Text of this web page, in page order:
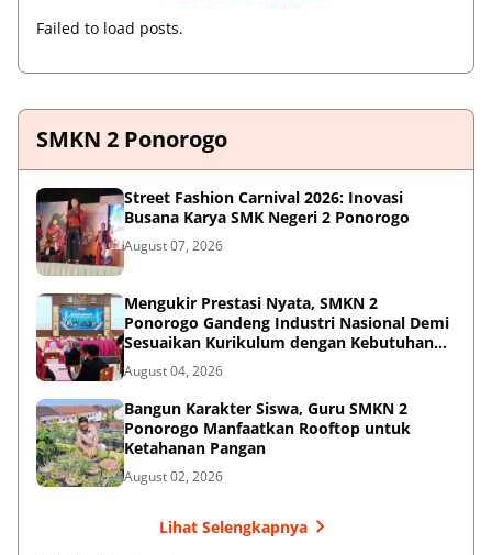
Failed to load posts.
SMKN 2 Ponorogo
Street Fashion Carnival 2026: Inovasi
Busana Karya SMK Negeri 2 Ponorogo
August 07, 2026
Mengukir Prestasi Nyata, SMKN 2
Ponorogo Gandeng Industri Nasional Demi
Sesuaikan Kurikulum dengan Kebutuhan
Dunia Kerja
August 04, 2026
Bangun Karakter Siswa, Guru SMKN 2
Ponorogo Manfaatkan Rooftop untuk
Ketahanan Pangan
August 02, 2026
Lihat Selengkapnya